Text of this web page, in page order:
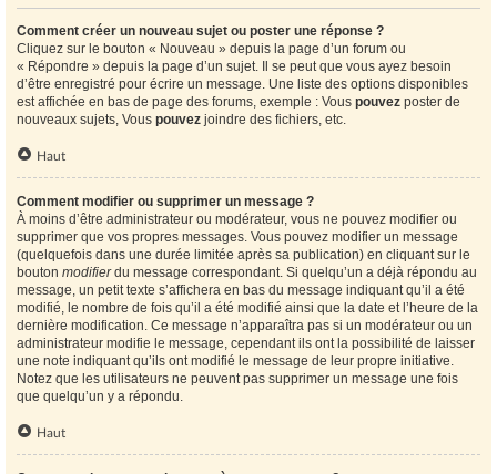
Comment créer un nouveau sujet ou poster une réponse ?
Cliquez sur le bouton « Nouveau » depuis la page d’un forum ou
« Répondre » depuis la page d’un sujet. Il se peut que vous ayez besoin
d’être enregistré pour écrire un message. Une liste des options disponibles
est affichée en bas de page des forums, exemple : Vous pouvez poster de
nouveaux sujets, Vous pouvez joindre des fichiers, etc.
Haut
Comment modifier ou supprimer un message ?
À moins d’être administrateur ou modérateur, vous ne pouvez modifier ou
supprimer que vos propres messages. Vous pouvez modifier un message
(quelquefois dans une durée limitée après sa publication) en cliquant sur le
bouton modifierdu message correspondant. Si quelqu’un a déjà répondu au
message, un petit texte s’affichera en bas du message indiquant qu’il a été
modifié, le nombre de fois qu’il a été modifié ainsi que la date et l’heure de la
dernière modification. Ce message n’apparaîtra pas si un modérateur ou un
administrateur modifie le message, cependant ils ont la possibilité de laisser
une note indiquant qu’ils ont modifié le message de leur propre initiative.
Notez que les utilisateurs ne peuvent pas supprimer un message une fois
que quelqu’un y a répondu.
Haut